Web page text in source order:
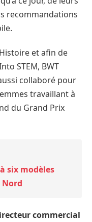
recommandations
et afin de
STEM, BWT
collaboré pour
travaillant à
du Grand Prix
six modèles
Nord
commercial